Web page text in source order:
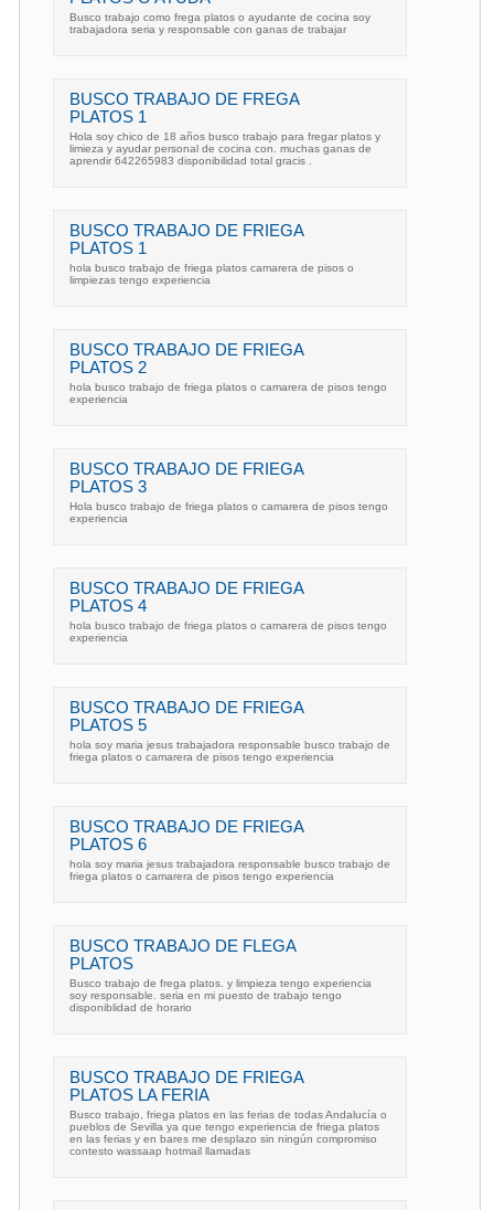
Busco trabajo como frega platos o ayudante de cocina soy
trabajadora seria y responsable con ganas de trabajar
BUSCO TRABAJO DE FREGA
PLATOS 1
Hola soy chico de 18 años busco trabajo para fregar platos y
limieza y ayudar personal de cocina con. muchas ganas de
aprendir 642265983 disponibilidad total gracis .
BUSCO TRABAJO DE FRIEGA
PLATOS 1
hola busco trabajo de friega platos camarera de pisos o
limpiezas tengo experiencia
BUSCO TRABAJO DE FRIEGA
PLATOS 2
hola busco trabajo de friega platos o camarera de pisos tengo
experiencia
BUSCO TRABAJO DE FRIEGA
PLATOS 3
Hola busco trabajo de friega platos o camarera de pisos tengo
experiencia
BUSCO TRABAJO DE FRIEGA
PLATOS 4
hola busco trabajo de friega platos o camarera de pisos tengo
experiencia
BUSCO TRABAJO DE FRIEGA
PLATOS 5
hola soy maria jesus trabajadora responsable busco trabajo de
friega platos o camarera de pisos tengo experiencia
BUSCO TRABAJO DE FRIEGA
PLATOS 6
hola soy maria jesus trabajadora responsable busco trabajo de
friega platos o camarera de pisos tengo experiencia
BUSCO TRABAJO DE FLEGA
PLATOS
Busco trabajo de frega platos. y limpieza tengo experiencia
soy responsable. seria en mi puesto de trabajo tengo
disponiblidad de horario
BUSCO TRABAJO DE FRIEGA
PLATOS LA FERIA
Busco trabajo, friega platos en las ferias de todas Andalucía o
pueblos de Sevilla ya que tengo experiencia de friega platos
en las ferias y en bares me desplazo sin ningún compromiso
contesto wassaap hotmail llamadas